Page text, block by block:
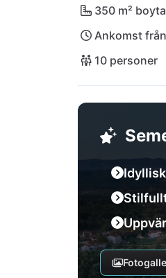
350 m² boyta
Ankomst
10 personer